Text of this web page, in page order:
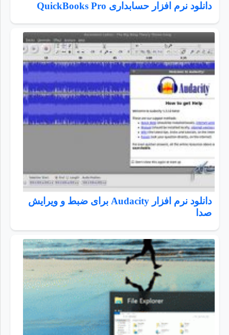
دانلود نرم افزار حسابداری QuickBooks Pro
دانلود نرم افزار Audacity برای ضبط و ویرایش
صدا